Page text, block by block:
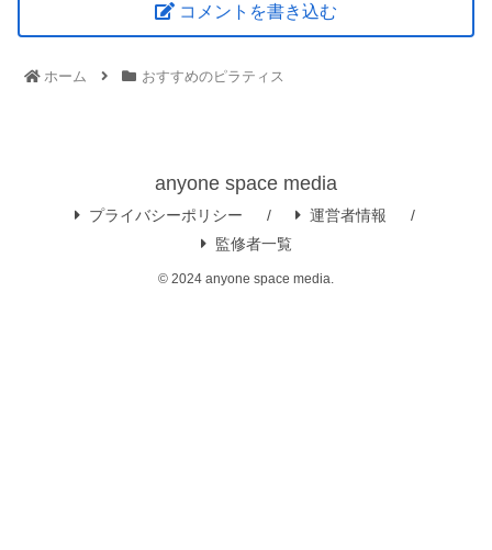
コメントを書き込む
ホーム おすすめのピラティス
anyone space media
プライバシーポリシー
運営者情報
監修者一覧
© 2024 anyone space media.